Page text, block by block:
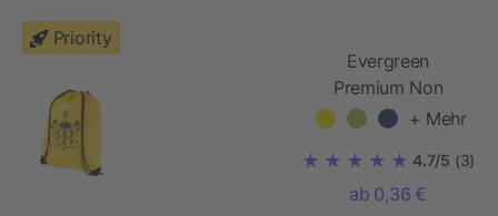
Priority
Evergreen
Premium Non
Woven+ Mehr
4.7/5 (3)
ab 0,36 €